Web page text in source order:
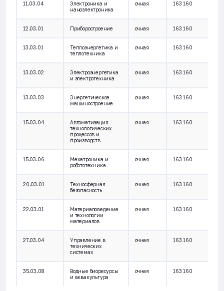
11.03.04
Электроника и
наноэлектроника
очная 163 160
12.03.01 Приборостроение очная 163 160
13.03.01
Теплоэнергетика и
теплотехника
очная 163 160
13.03.02
Электроэнергетика
и электротехника
очная 163 160
13.03.03
Энергетическое
машиностроение
очная 163 160
15.03.04
Автоматизация
технологических
процессов и
производств
очная 163 160
15.03.06
Мехатроника и
робототехника
очная 163 160
20.03.01
Техносферная
безопасность
очная 163 160
22.03.01
Материаловедение
и технологии
материалов
очная 163 160
27.03.04
Управление в
технических
системах
очная 163 160
35.03.08
Водные биоресурсы
и аквакультура
очная 163 160